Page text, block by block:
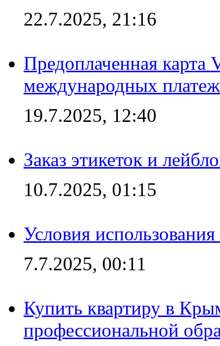
22.7.2025, 21:16
Предоплаченная карта
международных
19.7.2025, 12:40
Заказ этикеток и
10.7.2025, 01:15
Условия
7.7.2025, 00:11
Купить квартиру в
профессиональной